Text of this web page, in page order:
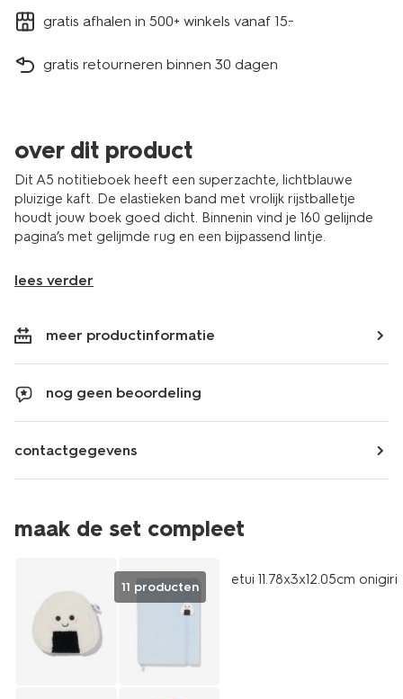
gratis afhalen in 500+ winkels vanaf 15.-
gratis retourneren binnen 30 dagen
over dit product
Dit A5 notitieboek heeft een superzachte, lichtblauwe
pluizige kaft. De elastieken band met vrolijk rijstballetje
houdt jouw boek goed dicht. Binnenin vind je 160 gelijnde
pagina’s met gelijmde rug en een bijpassend lintje.
lees verder
meer productinformatie
nog geen beoordeling
contactgegevens
maak de set compleet
11 producten
nieuw
etui 11.78x3x12.05cm onigiri